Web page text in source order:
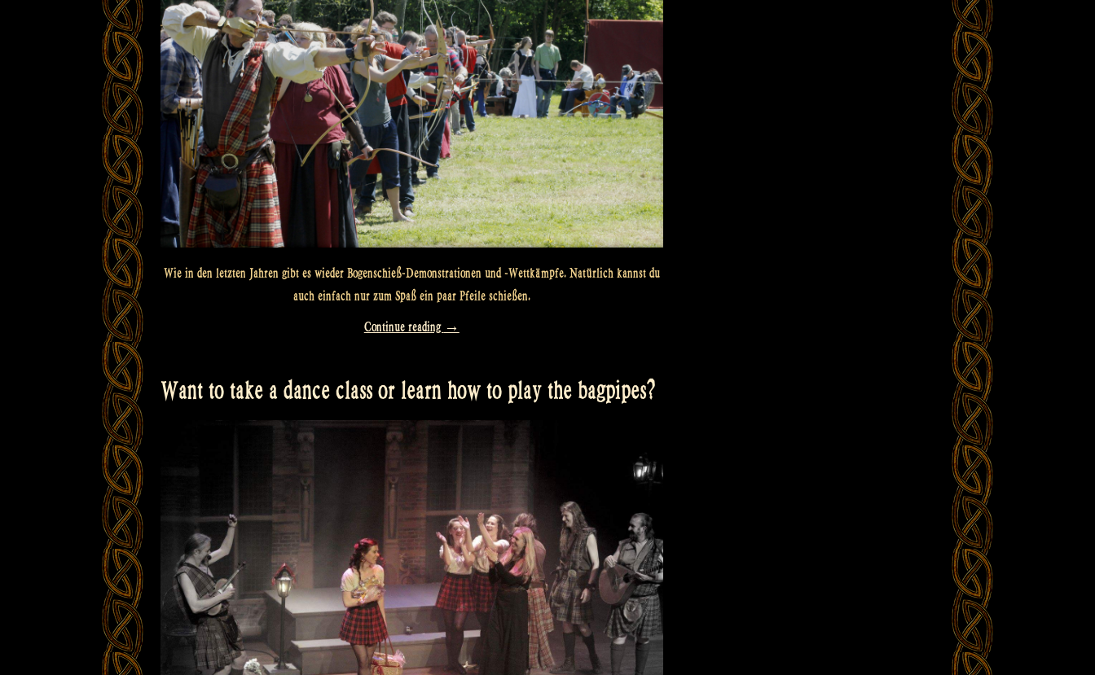
Wie in den letzten Jahren gibt es wieder Bogenschieß-Demonstrationen und -Wettkämpfe. Natürlich kannst du
auch einfach nur zum Spaß ein paar Pfeile schießen.
Continue reading „Are
next
Robin
Marion?“
→
Want to take a dance class or learn how to play the bagpipes?